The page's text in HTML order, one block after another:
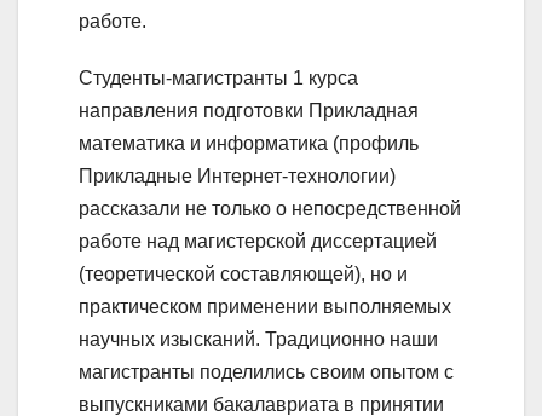
работе.
Студенты-магистранты 1 курса
направления подготовки Прикладная
математика и информатика (профиль
Прикладные Интернет-технологии)
рассказали не только о непосредственной
работе над магистерской диссертацией
(теоретической составляющей), но и
практическом применении выполняемых
научных изысканий. Традиционно наши
магистранты поделились своим опытом с
выпускниками бакалавриата в принятии